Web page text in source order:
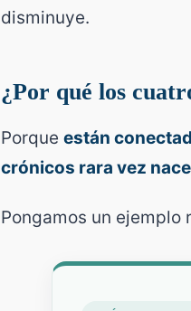
disminuye.
¿Por qué los
Porque están
crónicos rara vez
Pongamos un